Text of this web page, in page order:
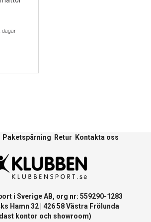
dagar
Paketspårning Retur Kontakta oss
i Sverige AB, org nr: 559290-1283
Hamn 32 | 426 58 Västra Frölunda
kontor och showroom)